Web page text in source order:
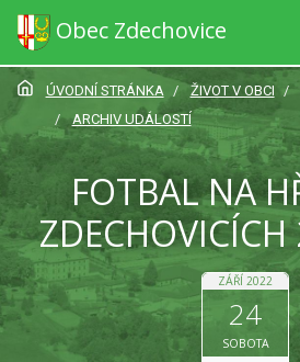
Obec Zdechovice
ÚVODNÍ STRÁNKA ŽIVOT V OBCI
ARCHIV UDÁLOSTÍ
FOTBAL NA
ZÁŘÍ 2022
24
SOBOTA